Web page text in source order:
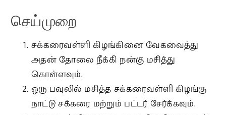
செய்முறை
சக்கரைவள்ளி கிழங்கினை வேகவைத்து
அதன் தோலை நீக்கி நன்கு மசித்து
கொள்ளவும்.
ஒரு பவுலில் மசித்த சக்கரைவள்ளி கிழங்கு
நாட்டு சக்கரை மற்றும் பட்டர் சேர்க்கவும்.